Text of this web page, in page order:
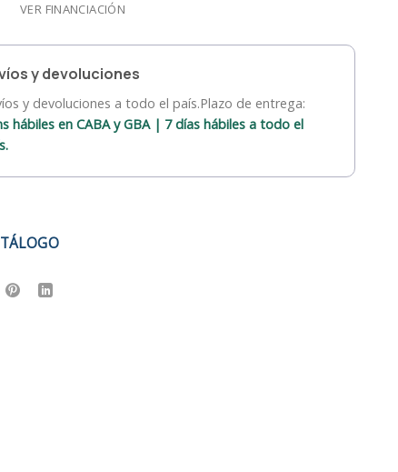
VER FINANCIACIÓN
y devoluciones
y devoluciones a todo el país.Plazo de entrega:
hábiles en CABA y GBA | 7 días hábiles a todo el